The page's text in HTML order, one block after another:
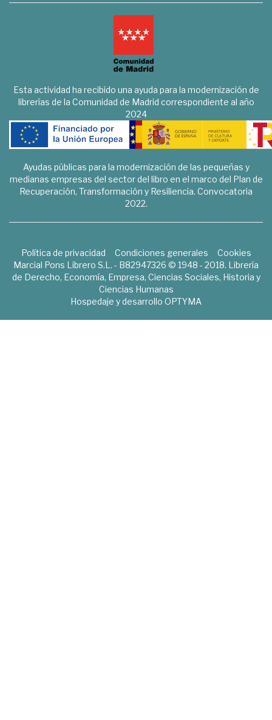
Esta actividad ha recibido una ayuda para la modernización de
librerías de la Comunidad de Madrid correspondiente al año
2024
Ayudas públicas para la modernización de las pequeñas y
medianas empresas del sector del libro en el marco del Plan de
Recuperación, Transformación y Resiliencia. Convocatoria
2022.
Política de privacidad Condiciones generales
Cookies
Marcial Pons Librero S.L. - B82947326 © 1948 - 2018. Librería
de Derecho, Economía, Empresa, Ciencias Sociales, Historia y
Ciencias Humanas
Hospedaje y desarrollo OPTYMA